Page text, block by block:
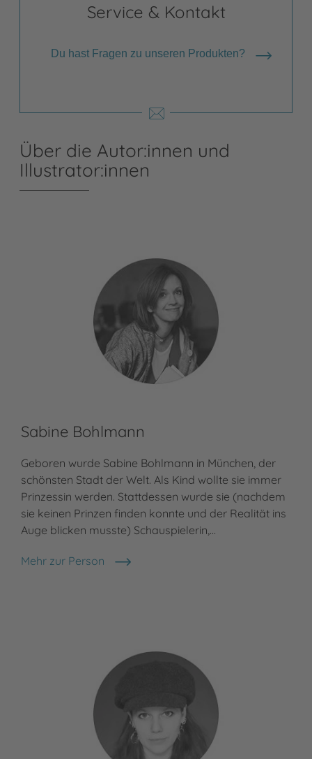
Service & Kontakt
Du hast Fragen zu unseren Produkten?
Über die Autor:innen und
Illustrator:innen
Sabine Bohlmann
Geboren wurde Sabine Bohlmann in München, der
schönsten Stadt der Welt. Als Kind wollte sie immer
Prinzessin werden. Stattdessen wurde sie (nachdem
sie keinen Prinzen finden konnte und der Realität ins
Auge blicken musste) Schauspielerin,…
Mehr zur Person
Sabine Bohlmann